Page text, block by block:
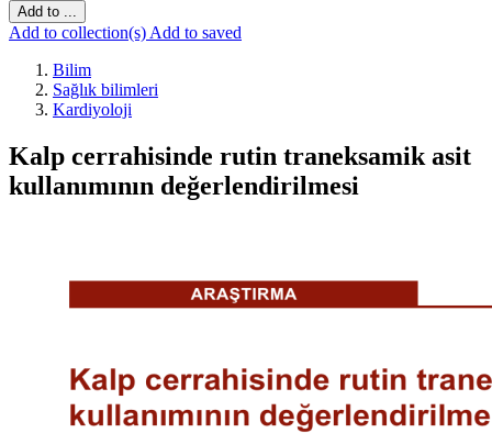
Add to ...
Add to collection(s) Add to saved
Bilim
Sağlık bilimleri
Kardiyoloji
Kalp cerrahisinde rutin traneksamik asit
kullanımının değerlendirilmesi